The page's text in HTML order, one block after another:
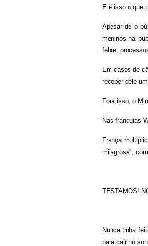
E é isso o que
Apesar de o
meninos na
febre,
Em casos de
receber dele
Fora isso, o
Nas franquias
França
milagrosa",
TESTAMOS!
Nunca tinha
para cair no